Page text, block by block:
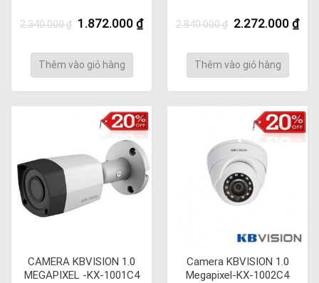
2.340.000₫ Giá
2.340.000 ₫.
1.872.000₫Giá
hiện
1.872.000 ₫.
Thêm vào giỏ hàng
2.840.000₫ Giá
2.840.000 ₫.
2.272.000₫Giá
Thêm vào giỏ hàng
CAMERA KBVISION 1.0
MEGAPIXEL -KX-1001C4
Camera KBVISION 1.0
Megapixel-KX-1002C4